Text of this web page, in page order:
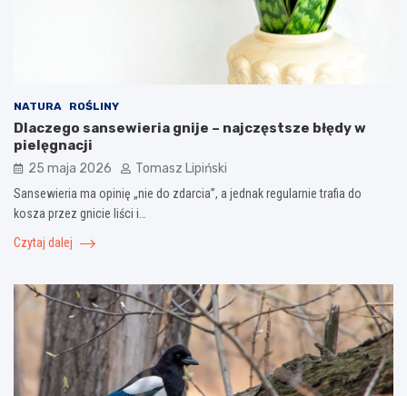
NATURA ROŚLINY
Dlaczego sansewieria gnije – najczęstsze błędy w
pielęgnacji
25 maja 2026 Tomasz Lipiński
Sansewieria ma opinię „nie do zdarcia”, a jednak regularnie trafia do
kosza przez gnicie liści i…
Czytaj dalej